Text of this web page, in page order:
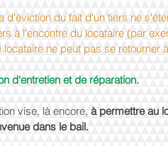
d'éviction du fait d'un tiers ne
à l'encontre du locataire (par
locataire ne peut pas se retourner
d'entretien et de réparation.
vise, là encore, à permettre au
dans le bail.